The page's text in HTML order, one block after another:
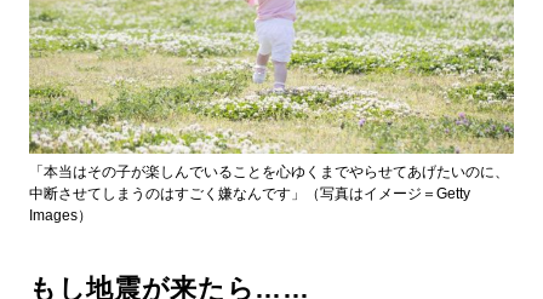
「本当はその子が楽しんでいることを心ゆくまでやらせてあげたいのに、
中断させてしまうのはすごく嫌なんです」（写真はイメージ＝Getty
Images）
もし地震が来たら……